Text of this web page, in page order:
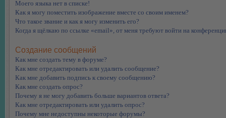
Моего языка нет в списке!
Как я могу поместить изображение вместе со своим именем?
Что такое звание и как я могу изменить его?
Когда я щёлкаю по ссылке «email», от меня требуют войти на
Создание сообщений
Как мне создать тему в форуме?
Как мне отредактировать или удалить сообщение?
Как мне добавить подпись к своему сообщению?
Как мне создать опрос?
Почему я не могу добавить больше вариантов ответа?
Как мне отредактировать или удалить опрос?
Почему мне недоступны некоторые форумы?